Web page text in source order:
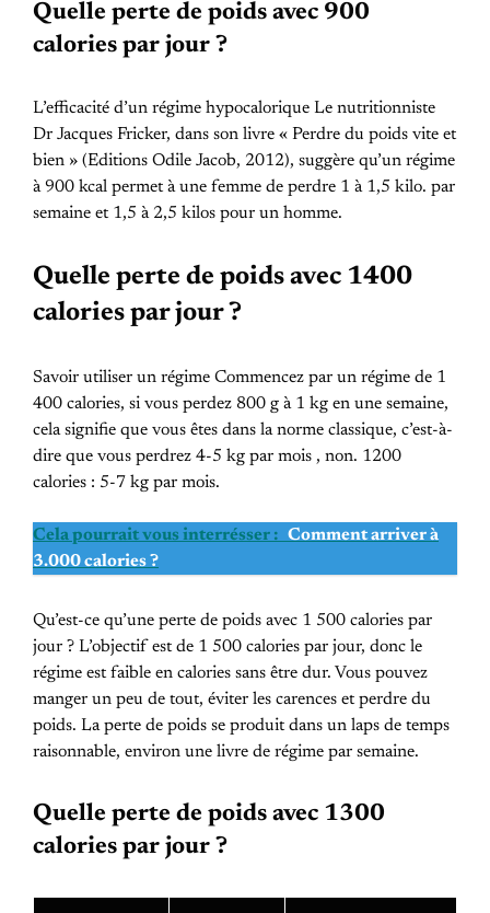
Quelle perte de poids avec 900
calories par jour ?
L’efficacité d’un régime hypocalorique Le nutritionniste
Dr Jacques Fricker, dans son livre « Perdre du poids vite et
bien » (Editions Odile Jacob, 2012), suggère qu’un régime
à 900 kcal permet à une femme de perdre 1 à 1,5 kilo. par
semaine et 1,5 à 2,5 kilos pour un homme.
Quelle perte de poids avec 1400
calories par jour ?
Savoir utiliser un régime Commencez par un régime de 1
400 calories, si vous perdez 800 g à 1 kg en une semaine,
cela signifie que vous êtes dans la norme classique, c’est-à-
dire que vous perdrez 4-5 kg ​​par mois , non. 1200
calories : 5-7 kg par mois.
Cela pourrait vous interrésser : Comment arriver à
3.000 calories ?
Qu’est-ce qu’une perte de poids avec 1 500 calories par
jour ? L’objectif est de 1 500 calories par jour, donc le
régime est faible en calories sans être dur. Vous pouvez
manger un peu de tout, éviter les carences et perdre du
poids. La perte de poids se produit dans un laps de temps
raisonnable, environ une livre de régime par semaine.
Quelle perte de poids avec 1300
calories par jour ?